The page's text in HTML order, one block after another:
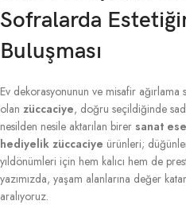
Sofralarda
Buluşması
Ev dekorasyonunun ve misafir ağırlama
olan züccaciye, doğru seçildiğinde
nesilden nesile aktarılan birer sanat
hediyelik züccaciye ürünleri;
yıldönümleri için hem kalıcı hem de
yazımızda, yaşam alanlarına değer
aralıyoruz.